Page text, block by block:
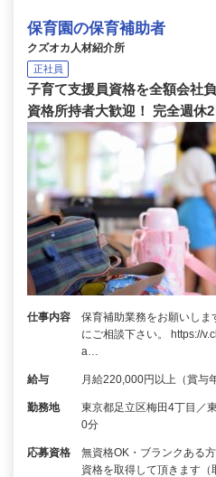
保育園の保育補助者
クズオカ人材紹介所
正社員
子育て支援員資格を全額会社
資格所持者大歓迎！ 完全週休2
仕事内容
保育補助業務をお願いし
にご相談下さい。 https://
a…
給与 月給220,000円以上（賞与
勤務地
東京都足立区梅田4丁目／
0分
応募資格
無資格OK・ブランクある
資格を取得して頂きます